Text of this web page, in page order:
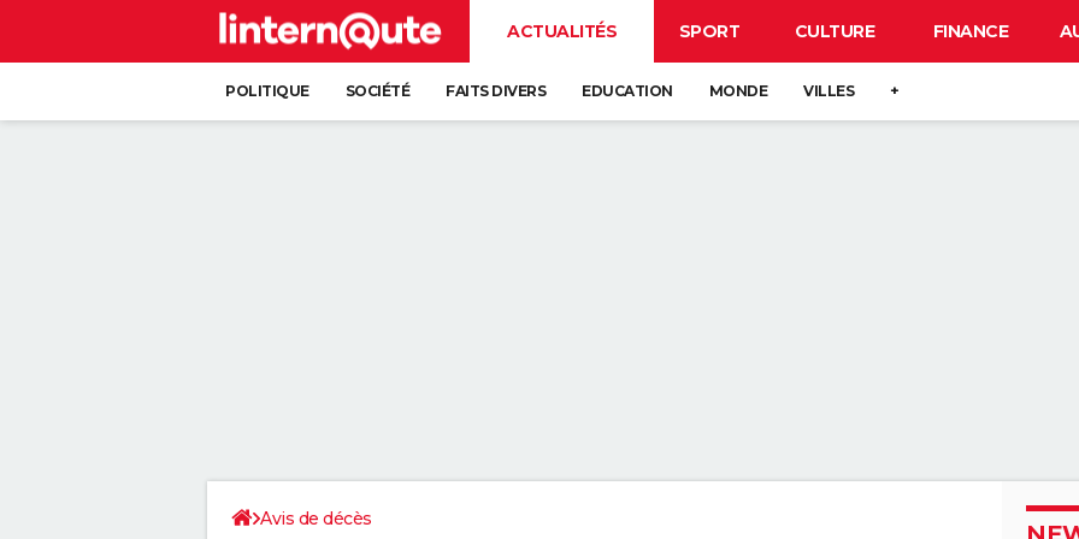
ACTUALITÉS SPORT CULTURE FINANCE
POLITIQUE SOCIÉTÉ FAITS DIVERS EDUCATION MONDE VILLES +
Avis de décès